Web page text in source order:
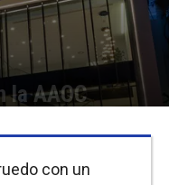
la AAOC
con un